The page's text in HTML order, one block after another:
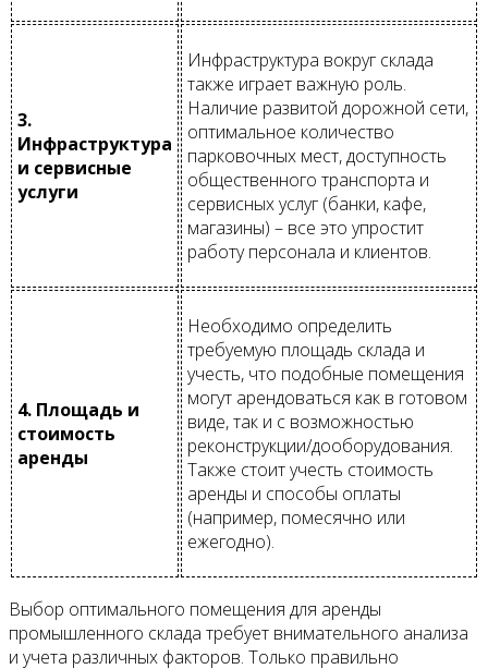
3.
Инфраструктура
и сервисные
услуги
Инфраструктура вокруг склада
также играет важную роль.
Наличие развитой дорожной сети,
оптимальное количество
парковочных мест, доступность
общественного транспорта и
сервисных услуг (банки, кафе,
магазины) – все это упростит
работу персонала и клиентов.
4. Площадь и
стоимость
аренды
Необходимо определить
требуемую площадь склада и
учесть, что подобные помещения
могут арендоваться как в готовом
виде, так и с возможностью
реконструкции/дооборудования.
Также стоит учесть стоимость
аренды и способы оплаты
(например, помесячно или
ежегодно).
Выбор оптимального помещения для аренды
промышленного склада требует внимательного анализа
и учета различных факторов. Только правильно